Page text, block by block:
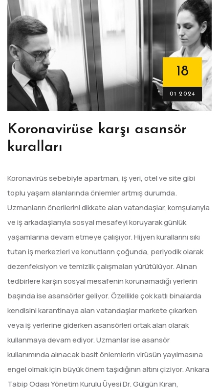
18
01 2024
Koronavirüse karşı asansör
kuralları
Koronavirüs sebebiyle apartman, iş yeri, otel ve site gibi
toplu yaşam alanlarında önlemler artmış durumda.
Uzmanların önerilerini dikkate alan vatandaşlar, komşularıyla
ve iş arkadaşlarıyla sosyal mesafeyi koruyarak günlük
yaşamlarına devam etmeye çalışıyor. Hijyen kurallarını sıkı
tutan iş merkezleri ve konutların çoğunda, periyodik olarak
dezenfeksiyon ve temizlik çalışmaları yürütülüyor. Alınan
tedbirlere karşın sosyal mesafenin korunamadığı yerlerin
başında ise asansörler geliyor. Özellikle çok katlı binalarda
kendisini karantinaya alan vatandaşlar markete çıkarken
veya iş yerlerine giderken asansörleri ortak alan olarak
kullanmaya devam ediyor. Uzmanlar ise asansör
kullanımında alınacak basit önlemlerin virüsün yayılmasına
engel olmak için büyük önem taşıdığının altını çiziyor. Ankara
Tabip Odası Yönetim Kurulu Üyesi Dr. Gülgün Kıran,